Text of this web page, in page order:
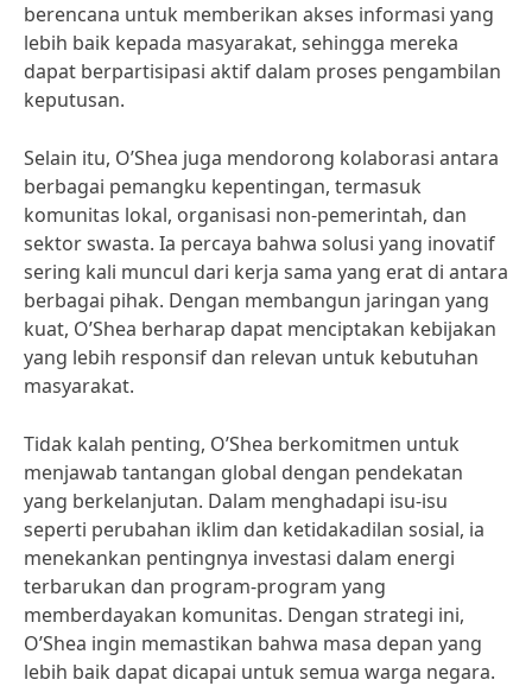
berencana untuk memberikan akses informasi yang
lebih baik kepada masyarakat, sehingga mereka
dapat berpartisipasi aktif dalam proses pengambilan
keputusan.
Selain itu, O’Shea juga mendorong kolaborasi antara
berbagai pemangku kepentingan, termasuk
komunitas lokal, organisasi non-pemerintah, dan
sektor swasta. Ia percaya bahwa solusi yang inovatif
sering kali muncul dari kerja sama yang erat di antara
berbagai pihak. Dengan membangun jaringan yang
kuat, O’Shea berharap dapat menciptakan kebijakan
yang lebih responsif dan relevan untuk kebutuhan
masyarakat.
Tidak kalah penting, O’Shea berkomitmen untuk
menjawab tantangan global dengan pendekatan
yang berkelanjutan. Dalam menghadapi isu-isu
seperti perubahan iklim dan ketidakadilan sosial, ia
menekankan pentingnya investasi dalam energi
terbarukan dan program-program yang
memberdayakan komunitas. Dengan strategi ini,
O’Shea ingin memastikan bahwa masa depan yang
lebih baik dapat dicapai untuk semua warga negara.